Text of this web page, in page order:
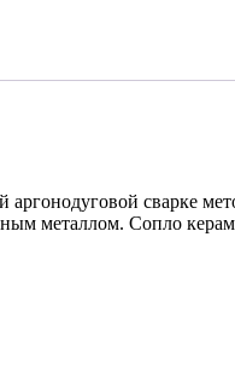
сварке
металлом. Сопло